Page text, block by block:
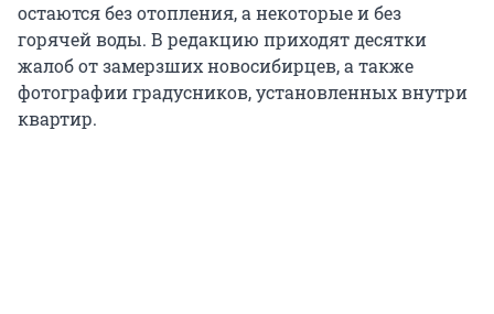
остаются без отопления, а некоторые и без
горячей воды. В редакцию приходят десятки
жалоб от замерзших новосибирцев, а также
фотографии градусников, установленных внутри
квартир.